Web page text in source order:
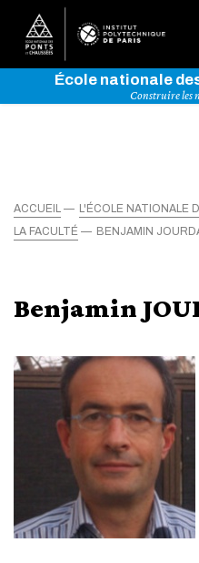
École nationale
Construire les
ACCUEIL
L'ÉCOLE NATIONALE
LA FACULTÉ
BENJAMIN
Benjamin